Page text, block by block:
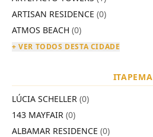
ARTISAN RESIDENCE (0)
ATMOS BEACH (0)
+ VER TODOS DESTA CIDADE
ITAPEMA
LÚCIA SCHELLER (0)
143 MAYFAIR (0)
ALBAMAR RESIDENCE (0)